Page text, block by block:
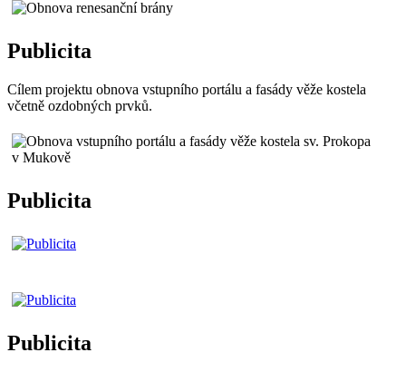
Publicita
Cílem projektu obnova vstupního portálu a fasády věže kostela
včetně ozdobných prvků.
Publicita
Publicita